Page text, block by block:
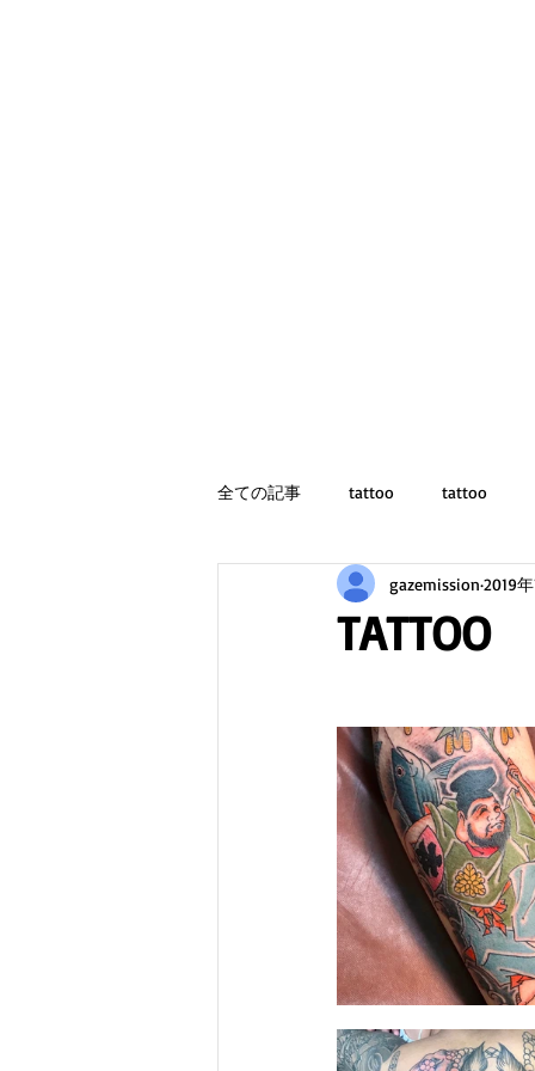
全ての記事 tattoo tattoo
TATTOO
gazemission 2019